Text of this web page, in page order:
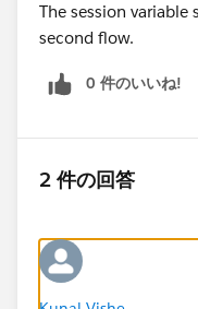
The session
second flow.
0 件のいいね!
2 件の回答